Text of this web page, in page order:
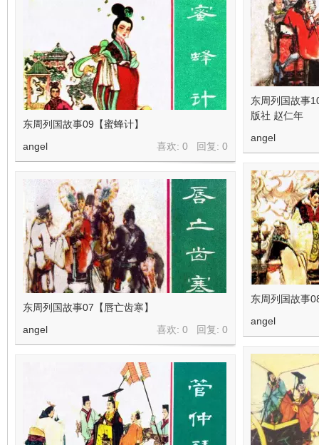
东周列国故事
版社 赵仁年
angel
东周列国故事09【蜜蜂计】
喜欢: 0 回复: 0
angel
东周列国故事
angel
东周列国故事07【唇亡齿寒】
喜欢: 0 回复: 0
angel